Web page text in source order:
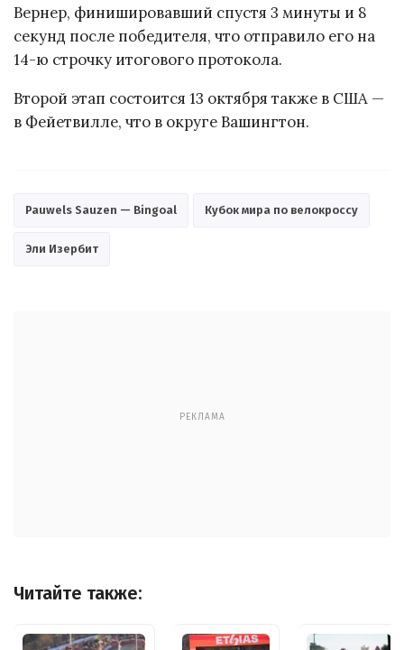
Вернер, финишировавший спустя 3 минуты и 8
секунд после победителя, что отправило его на
14-ю строчку итогового протокола.
Второй этап состоится 13 октября также в США —
в Фейетвилле, что в округе Вашингтон.
Pauwels Sauzen — Bingoal Кубок мира по велокроссу
Эли Изербит
РЕКЛАМА
Читайте также: